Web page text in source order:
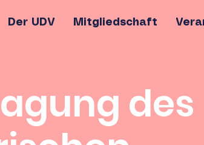
Der UDV Mitgliedschaft
des